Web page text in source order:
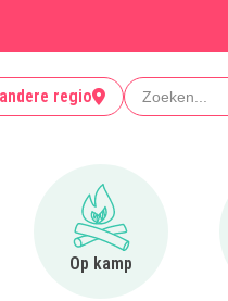
regio Zoeken
Op kamp
Ga naar Op kamp